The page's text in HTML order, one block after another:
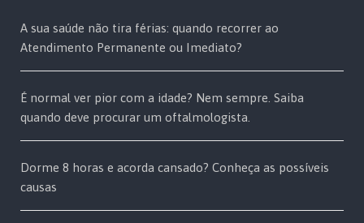
A sua saúde não tira férias: quando recorrer ao
Atendimento Permanente ou Imediato?
É normal ver pior com a idade? Nem sempre. Saiba
quando deve procurar um oftalmologista.
Dorme 8 horas e acorda cansado? Conheça as possíveis
causas